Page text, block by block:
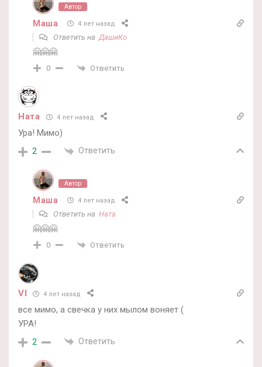
Автор
Маша 4 лет назад
Ответить на ДашиКо
🤗🤗🤗
0 Ответить
Ната 4 лет назад
Ура! Мимо)
2 Ответить
Автор
Маша 4 лет назад
Ответить на Ната
🤗🤗🤗
0 Ответить
VI 4 лет назад
все мимо, а свечка у них мылом воняет (
УРА!
2 Ответить